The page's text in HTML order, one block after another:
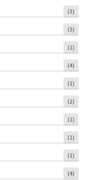
(3)
(3)
(1)
(4)
(1)
(2)
(1)
(1)
(1)
(4)